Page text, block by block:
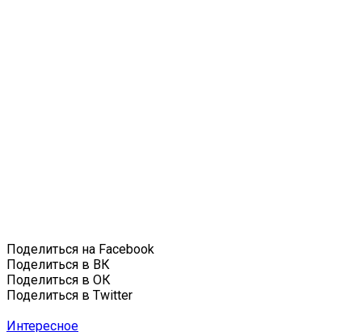
Поделиться на Facebook
Поделиться в ВК
Поделиться в ОК
Поделиться в Twitter
Интересное